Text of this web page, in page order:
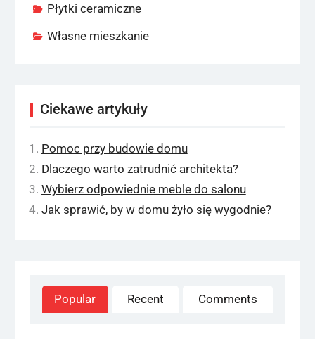
Płytki ceramiczne
Własne mieszkanie
Ciekawe artykuły
Pomoc przy budowie domu
Dlaczego warto zatrudnić architekta?
Wybierz odpowiednie meble do salonu
Jak sprawić, by w domu żyło się wygodnie?
Popular Recent Comments